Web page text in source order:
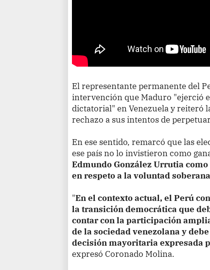
El representante permanente del
intervención que Maduro "ejerció
dictatorial" en Venezuela y reiteró
rechazo a sus intentos de
En ese sentido, remarcó que las
ese país no lo invistieron como
Edmundo González Urrutia
en respeto a la voluntad
"En el contexto actual, el Perú
la transición democrática que
contar con la participación
de la sociedad venezolana y
decisión mayoritaria expresada
expresó Coronado Molina.